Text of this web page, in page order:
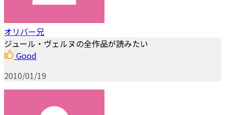
オリバー兄
ジュール・ヴェルヌの全作品が読みたい
Good
2010/01/19